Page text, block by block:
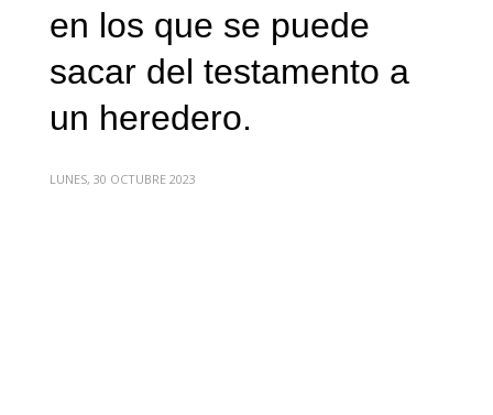
en los que se puede
sacar del testamento a
un heredero.
LUNES, 30 OCTUBRE 2023